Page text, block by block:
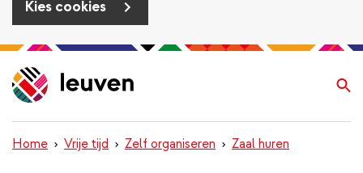
Kies cookies
Overslaan
en
naar
inhoud
gaan
Home Vrije tijd Zelf organiseren Zaal huren